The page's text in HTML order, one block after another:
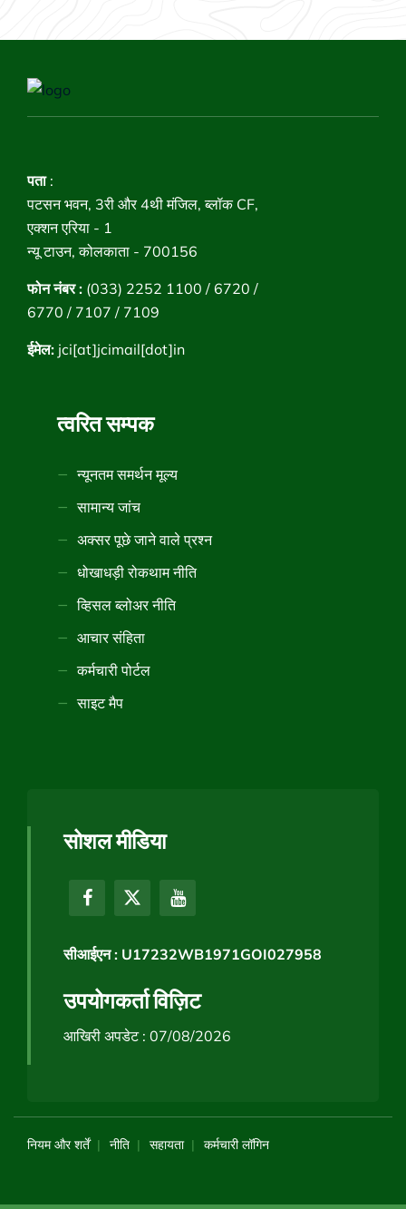
पता:
पटसन भवन, 3री और 4थी मंजिल, ब्लॉक CF,
एक्शन एरिया - 1
न्यू टाउन, कोलकाता - 700156
फोन नंबर : (033) 2252 1100 / 6720 /
6770 / 7107 / 7109
ईमेल: jci[at]jcimail[dot]in
त्वरित सम्पक
न्यूनतम समर्थन मूल्य
सामान्य जांच
अक्सर पूछे जाने वाले प्रश्न
धोखाधड़ी रोकथाम नीति
व्हिसल ब्लोअर नीति
आचार संहिता
कर्मचारी पोर्टल
साइट मैप
सोशल मीडिया
सीआईएन : U17232WB1971GOI027958
उपयोगकर्ता विज़िट
आखिरी अपडेट : 07/08/2026
नियम और शर्तें नीति सहायता कर्मचारी लॉगिन